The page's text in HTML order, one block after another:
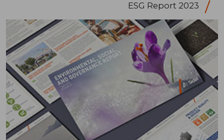
ESG Report 2023